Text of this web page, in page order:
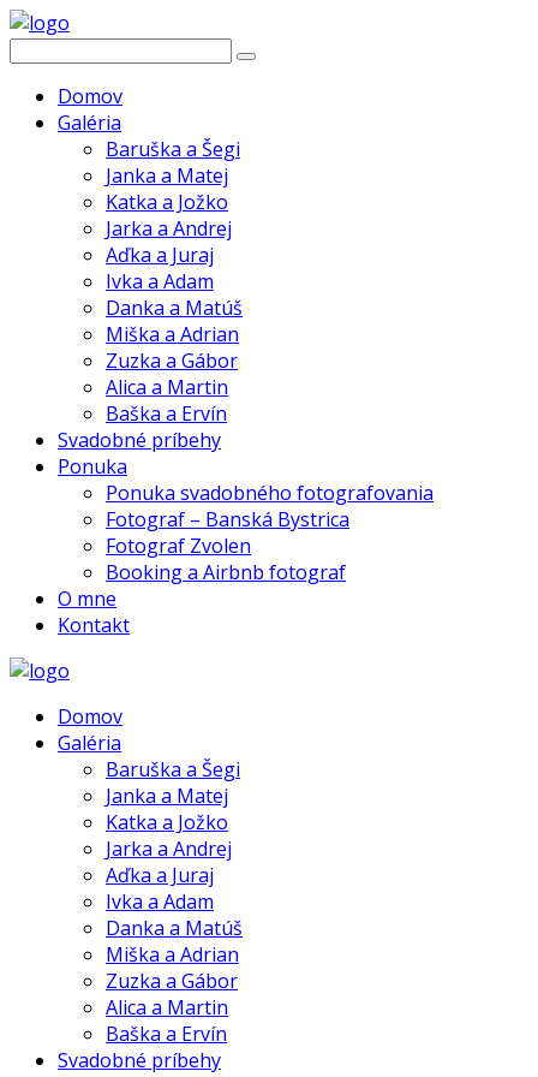
Domov
Galéria
Baruška a Šegi
Janka a Matej
Katka a Jožko
Jarka a Andrej
Aďka a Juraj
Ivka a Adam
Danka a Matúš
Miška a Adrian
Zuzka a Gábor
Alica a Martin
Baška a Ervín
Svadobné príbehy
Ponuka
Ponuka svadobného fotografovania
Fotograf – Banská Bystrica
Fotograf Zvolen
Booking a Airbnb fotograf
O mne
Kontakt
Domov
Galéria
Baruška a Šegi
Janka a Matej
Katka a Jožko
Jarka a Andrej
Aďka a Juraj
Ivka a Adam
Danka a Matúš
Miška a Adrian
Zuzka a Gábor
Alica a Martin
Baška a Ervín
Svadobné príbehy